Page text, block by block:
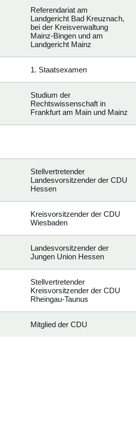
Referendariat am
Landgericht Bad Kreuznach,
bei der Kreisverwaltung
Mainz-Bingen und am
Landgericht Mainz
1. Staatsexamen
Studium der
Rechtswissenschaft in
Frankfurt am Main und Mainz
Stellvertretender
Landesvorsitzender der CDU
Hessen
Kreisvorsitzender der CDU
Wiesbaden
Landesvorsitzender der
Jungen Union Hessen
Stellvertretender
Kreisvorsitzender der CDU
Rheingau-Taunus
Mitglied der CDU